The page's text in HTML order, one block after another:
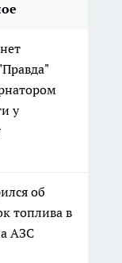
у
об
топлива в
АЗС